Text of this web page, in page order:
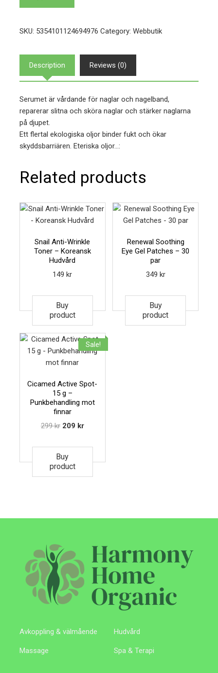
SKU: 5354101124694976 Category: Webbutik
Description Reviews (0)
Serumet är vårdande för naglar och nagelband,
reparerar slitna och sköra naglar och stärker naglarna
på djupet.
Ett flertal ekologiska oljor binder fukt och ökar
skyddsbarriären. Eteriska oljor…:
Related products
Snail Anti-Wrinkle
Toner – Koreansk
Hudvård
149kr
Buy
product
Renewal Soothing
Eye Gel Patches – 30
par
349 kr
Buy
product
Sale!
Cicamed Active Spot-
15 g –
Punkbehandling mot
finnar
299kr 209 kr
Buy
product
Avkoppling & välmående Hudvård
Massage Spa & Terapi